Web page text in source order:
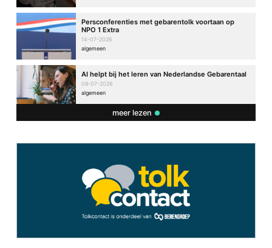
Persconferenties met gebarentolk voortaan op
NPO 1 Extra
14-07-2026
algemeen
AI helpt bij het leren van Nederlandse Gebarentaal
08-07-2026
algemeen
meer lezen